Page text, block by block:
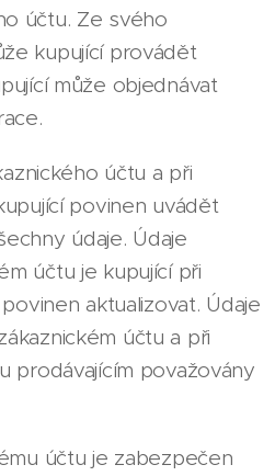
účtu. Ze svého
kupující provádět
může objednávat
účtu a při
povinen uvádět
údaje. Údaje
účtu je kupující při
aktualizovat. Údaje
účtu a při
prodávajícím považovány
účtu je zabezpečen